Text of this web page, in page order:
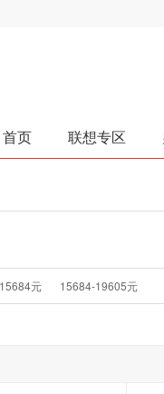
首页 联想专区
元 15684-19605元